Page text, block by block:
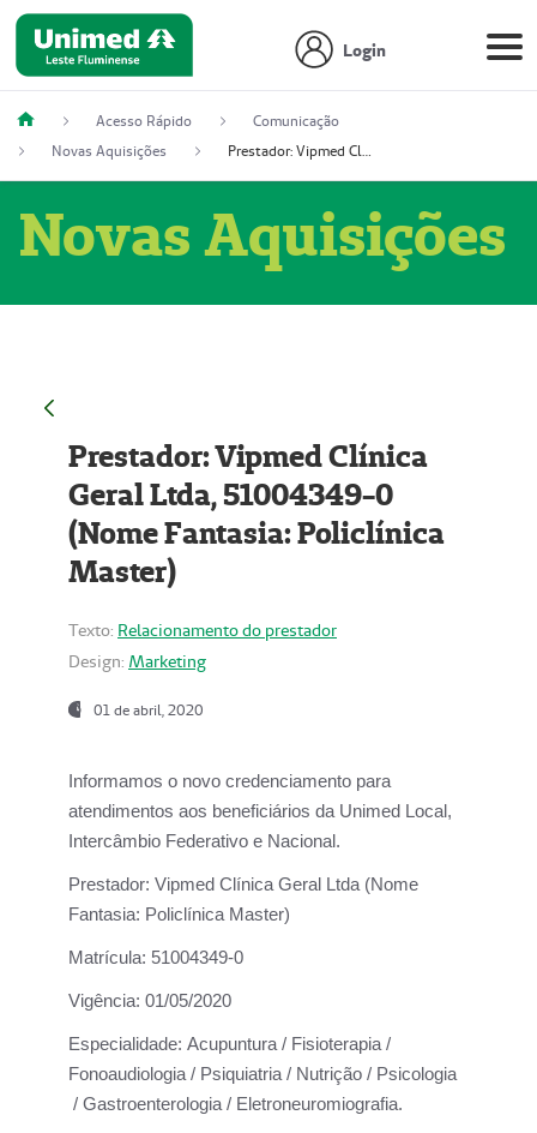
Login
Acesso Rápido
Comunicação
Novas Aquisições
Prestador: Vipmed Clínica Geral Ltda, 51004349-0 (Nome Fantasia: Policlínica Master)
Novas Aquisições
Prestador: Vipmed Clínica
Geral Ltda, 51004349-0
(Nome Fantasia: Policlínica
Master)
Texto: Relacionamento do prestador
Design: Marketing
01 de abril, 2020
Informamos o novo credenciamento para
atendimentos aos beneficiários da Unimed Local,
Intercâmbio Federativo e Nacional.
Prestador: Vipmed Clínica Geral Ltda (Nome
Fantasia: Policlínica Master)
Matrícula: 51004349-0
Vigência: 01/05/2020
Especialidade: Acupuntura / Fisioterapia /
Fonoaudiologia / Psiquiatria / Nutrição / Psicologia
/ Gastroenterologia / Eletroneuromiografia.